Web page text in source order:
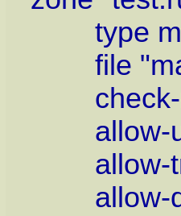
type
file
check-
allow-
allow-
allow-